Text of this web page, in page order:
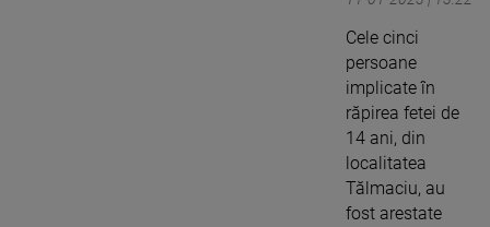
Cele cinci
persoane
implicate în
răpirea fetei de
14 ani, din
localitatea
Tălmaciu, au
fost arestate